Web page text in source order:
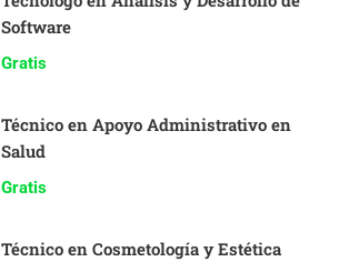
Software
Gratis
Técnico en Apoyo Administrativo en
Salud
Gratis
Técnico en Cosmetología y Estética